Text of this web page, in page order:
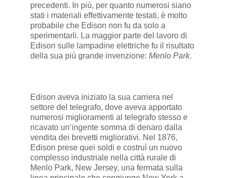
precedenti. In più, per quanto numerosi siano
stati i materiali effettivamente testati, è molto
probabile che Edison non fu da solo a
sperimentarli. La maggior parte del lavoro di
Edison sulle lampadine elettriche fu il risultato
della sua più grande invenzione: Menlo Park.
Edison aveva iniziato la sua carriera nel
settore del telegrafo, dove aveva apportato
numerosi miglioramenti al telegrafo stesso e
ricavato un’ingente somma di denaro dalla
vendita dei brevetti migliorativi. Nel 1876,
Edison prese quei soldi e costruì un nuovo
complesso industriale nella città rurale di
Menlo Park, New Jersey, una fermata sulla